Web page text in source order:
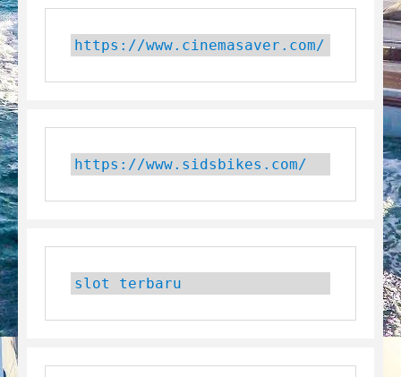
https://www.cinemasaver.com/
https://www.sidsbikes.com/
slot terbaru